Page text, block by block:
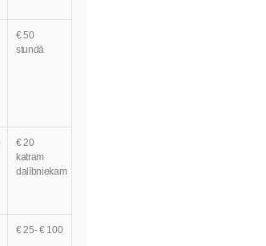
€ 50
stundā
€ 20
katram
dalībniekam
€ 25- € 100